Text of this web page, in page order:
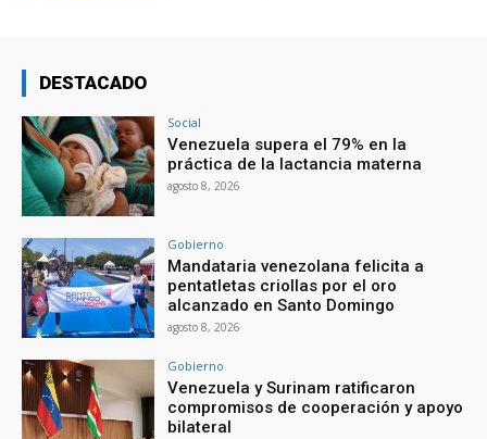
DESTACADO
Social
Venezuela supera el 79% en la
práctica de la lactancia materna
agosto 8, 2026
Gobierno
Mandataria venezolana felicita a
pentatletas criollas por el oro
alcanzado en Santo Domingo
agosto 8, 2026
Gobierno
Venezuela y Surinam ratificaron
compromisos de cooperación y apoyo
bilateral